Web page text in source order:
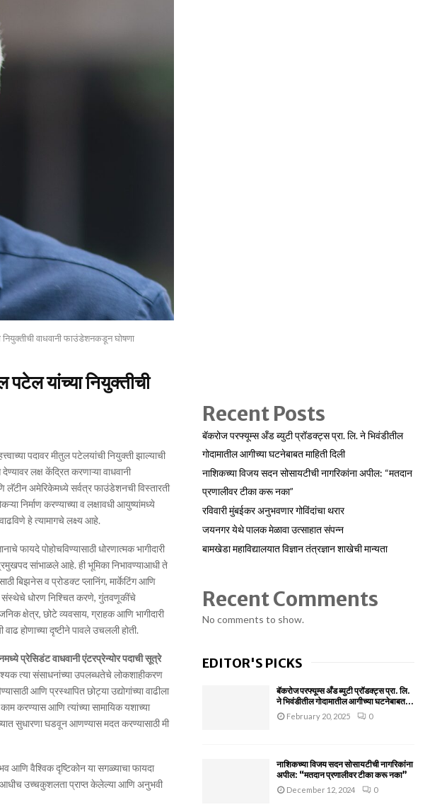
नियुक्तीची वाधवानी फाउंडेशनकडून घोषणा
पटेल यांच्या नियुक्तीची
पदावर मीतुल पटेलयांची नियुक्ती झाल्याची
लक्ष केंद्रित करणाऱ्या वाधवानी
अमेरिकेमध्ये सर्वत्र फाउंडेशनची विस्तारती
निर्माण करण्याच्या व लक्षावधी आयुष्यांमध्ये
हे त्यामागचे लक्ष्य आहे.
फायदे पोहोचविण्यासाठी धोरणात्मक भागीदारी
सांभाळले आहे. ही भूमिका निभावण्याआधी ते
बिझनेस व प्रोडक्ट प्लानिंग, मार्केटिंग आणि
संस्थेचे धोरण निश्चित करणे, गुंतवणूकींचे
क्षेत्र, छोटे व्यवसाय, ग्राहक आणि भागीदारी
वाढ होणाच्या दृष्टीने पावले उचलली होती.
प्रेसिडंट वाधवानी एंटरप्रेन्योर पदाची सूत्रे
त्या संसाधनांच्या उपलब्धतेचे लोकशाहीकरण
आणि प्रस्थापित छोट्या उद्योगांच्या वाढीला
करण्यास आणि त्यांच्या सामायिक यशाच्या
सुधारणा घडवून आणण्यास मदत करण्यासाठी मी
आणि वैश्विक दृष्टिकोन या सगळ्याचा फायदा
आधीच उच्चकुशलता प्राप्त केलेल्या आणि अनुभवी
Recent Posts
बॅकरोज परफ्यूम्स अँड ब्युटी प्रॉडक्ट्स प्रा. लि. ने भिवंडीतील
गोदामातील आगीच्या घटनेबाबत माहिती दिली
नाशिकच्या विजय सदन सोसायटीची नागरिकांना अपील: “मतदान
प्रणालीवर टीका करू नका”
रविवारी मुंबईकर अनुभवणार गोविंदांचा थरार
जयनगर येथे पालक मेळावा उत्साहात संपन्न
बामखेडा महाविद्यालयात विज्ञान तंत्रज्ञान शाखेची मान्यता
Recent Comments
No comments to show.
EDITOR'S PICKS
बॅकरोज परफ्यूम्स अँड ब्युटी प्रॉडक्ट्स प्रा. लि.
ने भिवंडीतील गोदामातील आगीच्या घटनेबाबत...
February 20, 2025 0
नाशिकच्या विजय सदन सोसायटीची नागरिकांना
अपील: “मतदान प्रणालीवर टीका करू नका”
December 12, 2024 0